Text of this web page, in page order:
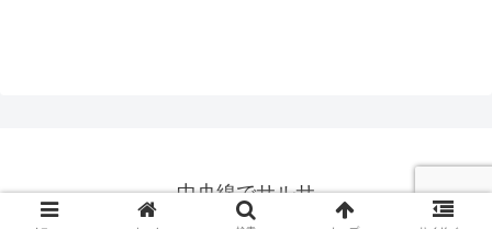
中央線でサルサ
© 2019 中央線でサルサ.